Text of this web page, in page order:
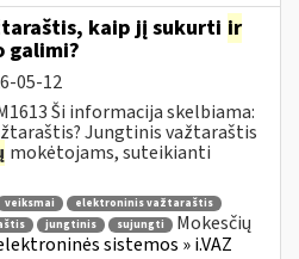
kaip jį sukurti ir
galimi?
05-12
Ši informacija skelbiama:
Jungtinis važtaraštis
mokėtojams, suteikianti
veiksmai
elektroninis važtaraštis
jungtinis sujungti
Mokesčių
sistemos » i.VAZ